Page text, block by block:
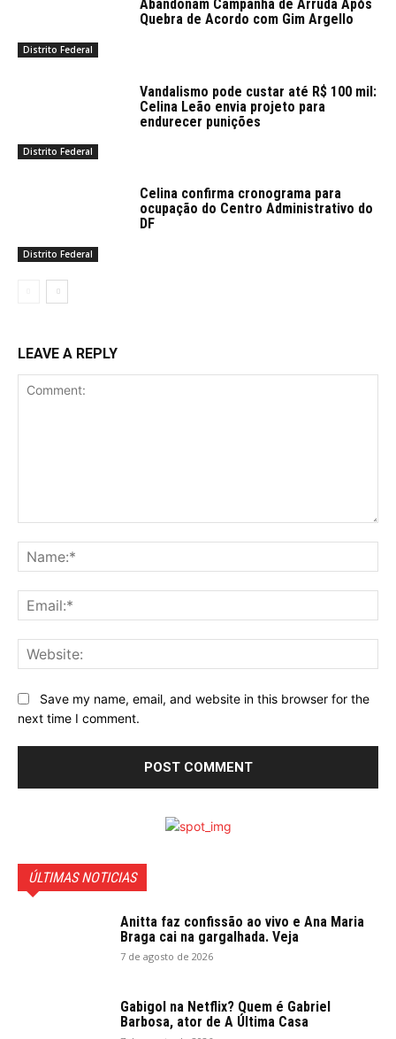
Distrito Federal
Abandonam Campanha de Arruda Após
Quebra de Acordo com Gim Argello
Distrito Federal
Vandalismo pode custar até R$ 100 mil:
Celina Leão envia projeto para
endurecer punições
Distrito Federal
Celina confirma cronograma para
ocupação do Centro Administrativo do
DF
LEAVE A REPLY
Save my name, email, and website in this browser for the
next time I comment.
ÚLTIMAS NOTICIAS
Anitta faz confissão ao vivo e Ana Maria
Braga cai na gargalhada. Veja
7 de agosto de 2026
Gabigol na Netflix? Quem é Gabriel
Barbosa, ator de A Última Casa